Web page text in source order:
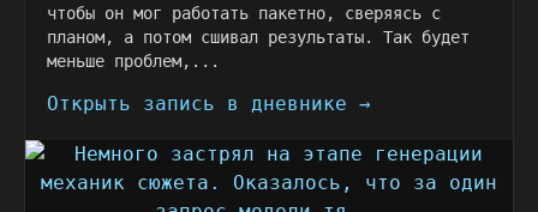
чтобы он мог работать пакетно, сверяясь с
планом, а потом сшивал результаты. Так будет
меньше проблем,...
Открыть запись в дневнике →